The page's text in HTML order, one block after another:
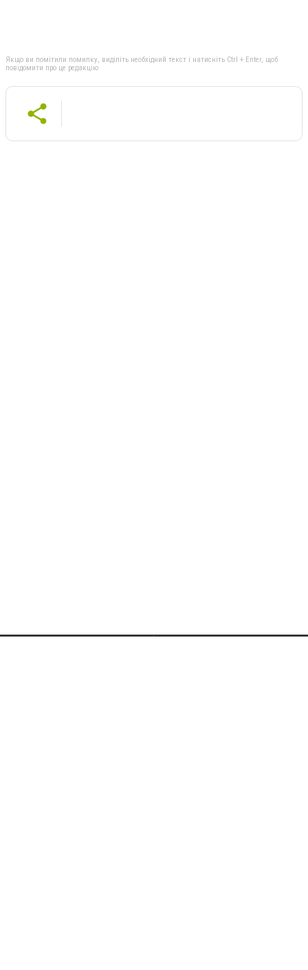
Якщо ви помітили помилку, виділіть необхідний текст і натисніть Ctrl + Enter, щоб
повідомити про це редакцію